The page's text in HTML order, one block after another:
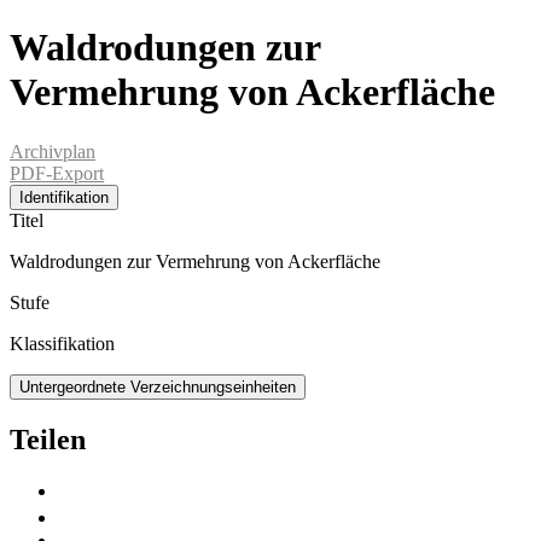
Waldrodungen zur
Vermehrung von Ackerfläche
Archivplan
PDF-Export
Identifikation
Titel
Waldrodungen zur Vermehrung von Ackerfläche
Stufe
Klassifikation
Untergeordnete Verzeichnungseinheiten
Teilen